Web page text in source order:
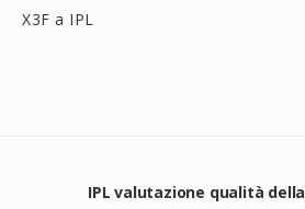
X3F a IPL
IPL valutazione qualità